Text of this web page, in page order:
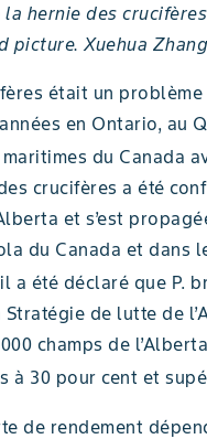
hernie des
picture. Xuehua
était un
en Ontario, au
du Canada
crucifères a été
et s’est
du Canada et dans
il a été déclaré que P.
de lutte de
champs de
à 30 pour cent et
de rendement